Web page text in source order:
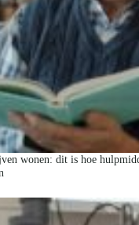
wonen: dit is hoe